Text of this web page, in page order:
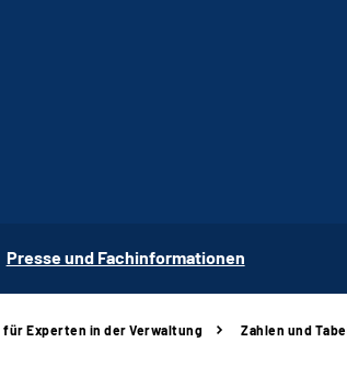
Presse und Fachinformationen
Experten in der Verwaltung Zahlen und